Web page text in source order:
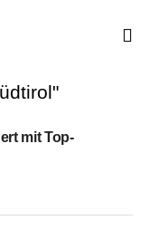
mit Top-